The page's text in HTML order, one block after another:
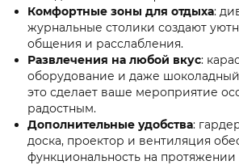
Комфортные зоны для отдыха:
журнальные столики создают
общения и расслабления.
Развлечения на любой вкус:
оборудование и даже
это сделает ваше мероприятие
радостным.
Дополнительные удобства:
доска, проектор и вентиляция
функциональность на протяжении